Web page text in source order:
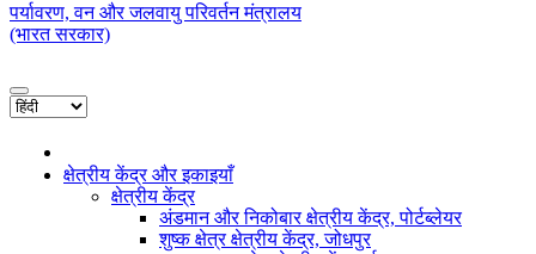
पर्यावरण, वन और जलवायु परिवर्तन मंत्रालय
(भारत सरकार)
क्षेत्रीय केंद्र और इकाइयाँ
क्षेत्रीय केंद्र
अंडमान और निकोबार क्षेत्रीय केंद्र, पोर्टब्लेयर
शुष्क क्षेत्र क्षेत्रीय केंद्र, जोधपुर